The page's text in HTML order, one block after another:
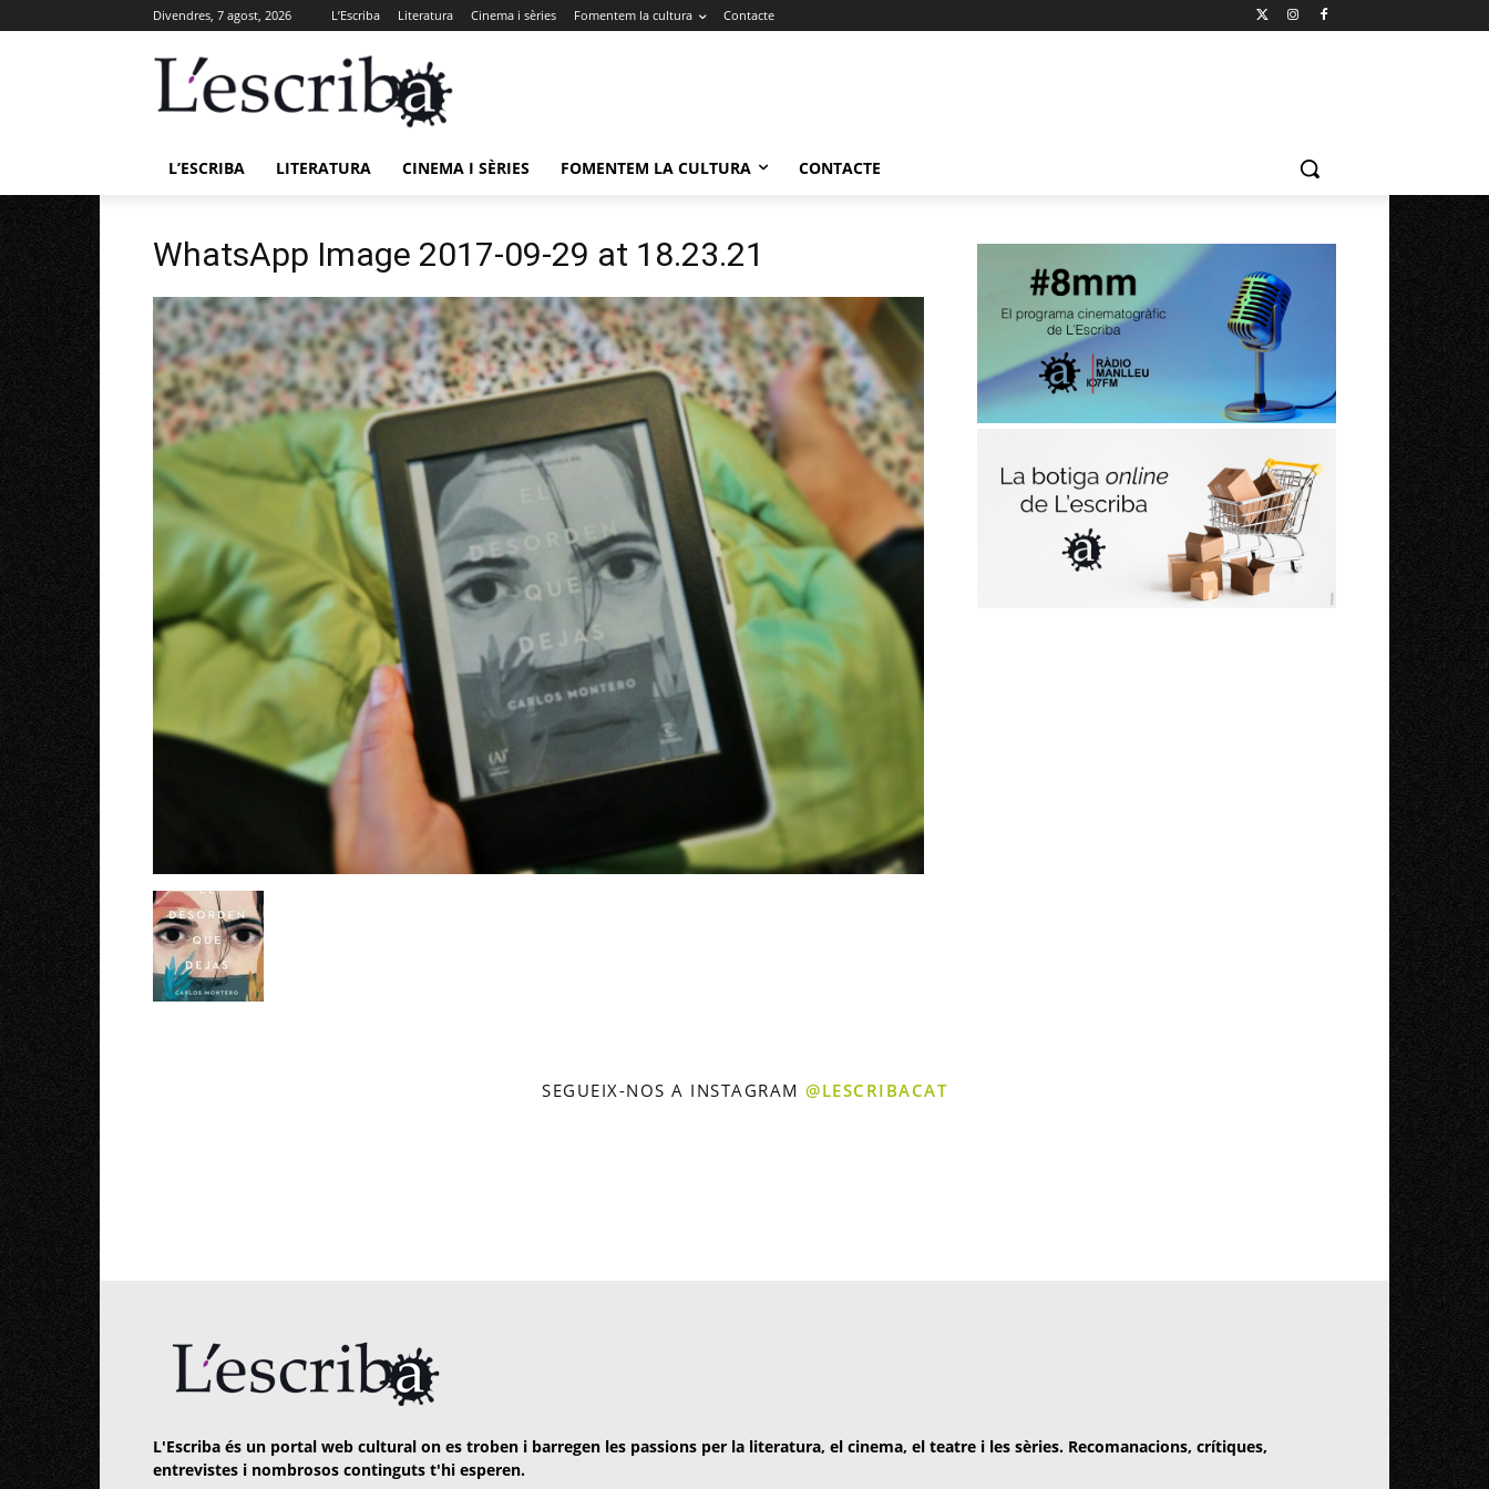
Divendres, 7 agost, 2026 L’Escriba Literatura Cinema i sèries Fomentem la cultura Contacte
L’ESCRIBA LITERATURA CINEMA I SÈRIES FOMENTEM LA CULTURA CONTACTE
WhatsApp Image 2017-09-29 at 18.23.21
SEGUEIX-NOS A INSTAGRAM @LESCRIBACAT
L'Escriba és un portal web cultural on es troben i barregen les passions per la literatura, el cinema, el teatre i les sèries. Recomanacions, crítiques,
entrevistes i nombrosos continguts t'hi esperen.